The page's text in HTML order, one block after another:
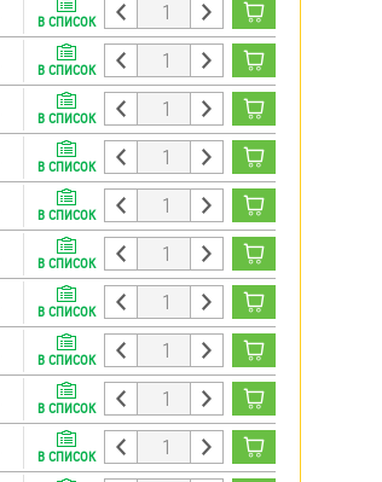
В СПИСОК
В СПИСОК
В СПИСОК
В СПИСОК
В СПИСОК
В СПИСОК
В СПИСОК
В СПИСОК
В СПИСОК
В СПИСОК